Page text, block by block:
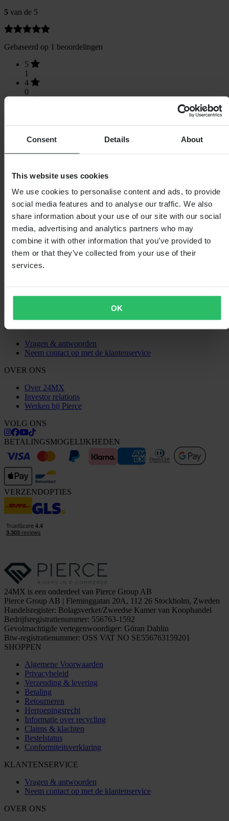
Consent Details About
This website uses cookies
We use cookies to personalise content and ads, to provide
social media features and to analyse our traffic. We also
share information about your use of our site with our social
media, advertising and analytics partners who may
combine it with other information that you’ve provided to
them or that they’ve collected from your use of their
services.
OK
5 van de 5
Gebaseerd op 1 beoordelingen
5
1
4
0
1
SHOPPEN
Algemene Voorwaarden
Verzending & levering
Betaling
Retourneren
KLANTENSERVICE
Vragen & antwoorden
Neem contact op met de klantenservice
OVER ONS
Over 24MX
Investor relations
Werken bij Pierce
VOLG ONS
BETALINGSMOGELIJKHEDEN
VERZENDOPTIES
24MX is een onderdeel van Pierce Group AB
Pierce Group AB | Fleminggatan 20A, 112 26 Stockholm, Zweden
Handelsregister: Bolagsverket/Zweedse Kamer van Koophandel
Bedrijfsregistratienummer: 556763-1592
Gevolmachtigde vertegenwoordiger: Göran Dahlin
Btw-registratienummer: OSS VAT NO SE556763159201
SHOPPEN
Algemene Voorwaarden
Privacybeleid
Verzending & levering
Betaling
Retourneren
Herroepingsrecht
Informatie over recycling
Claims & klachten
Bestelstatus
Conformiteitsverklaring
KLANTENSERVICE
Vragen & antwoorden
Neem contact op met de klantenservice
OVER ONS